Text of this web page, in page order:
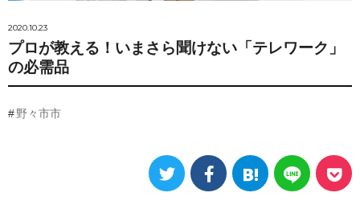
2020.10.23
プロが教える！いまさら聞けない「テレワーク」
の必需品
野々市市